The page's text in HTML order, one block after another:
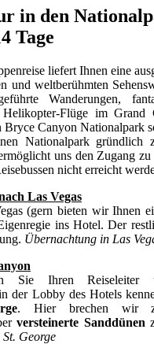
in den
Tage
liefert Ihnen eine
und weltberühmten
Wanderungen,
Flüge im Grand
Bryce Canyon Nationalpark
Nationalpark gründlich
uns den Zugang zu
nicht erreicht
Las Vegas
(gern bieten wir Ihnen
ins Hotel. Der
Übernachtung in Las
Sie Ihren Reiseleiter
der Lobby des Hotels
. Hier brechen wir zu
versteinerte Sanddünen
George